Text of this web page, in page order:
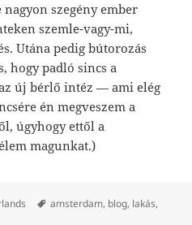
nagyon szegény ember
szemle-vagy-mi,
Utána pedig bútorozás
hogy padló sincs a
új bérlő intéz — ami elég
én megveszem a
úgyhogy ettől a
magunkat.)
Címke
amsterdam, blog, lakás,